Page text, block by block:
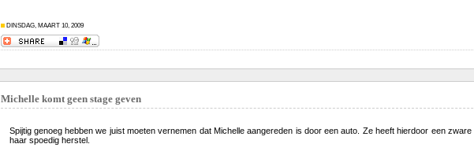
DINSDAG, MAART 10, 2009
Michelle komt geen stage geven
Spijtig genoeg hebben we juist moeten vernemen dat Michelle aangereden is door een auto. Ze heeft hierdoor een
haar spoedig herstel.